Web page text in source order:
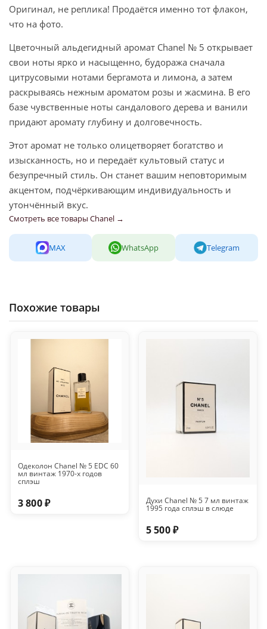
Оригинал, не реплика! Продаётся именно тот флакон,
что на фото.
Цветочный альдегидный аромат Chanel № 5 открывает
свои ноты ярко и насыщенно, будоража сначала
цитрусовыми нотами бергамота и лимона, а затем
раскрываясь нежным ароматом розы и жасмина. В его
базе чувственные ноты сандалового дерева и ванили
придают аромату глубину и долговечность.
Этот аромат не только олицетворяет богатство и
изысканность, но и передаёт культовый статус и
безупречный стиль. Он станет вашим неповторимым
акцентом, подчёркивающим индивидуальность и
утончённый вкус.
Смотреть все товары Chanel →
MAX WhatsApp Telegram
Похожие товары
Одеколон Chanel № 5 EDC 60
мл винтаж 1970-х годов
сплэш
3 800 ₽ Духи Chanel № 5 7 мл винтаж
1995 года сплэш в слюде
5 500 ₽